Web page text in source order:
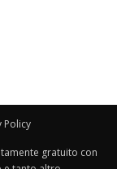
Policy
gratuito con